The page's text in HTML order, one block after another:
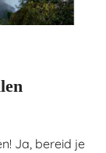
Ja, bereid je